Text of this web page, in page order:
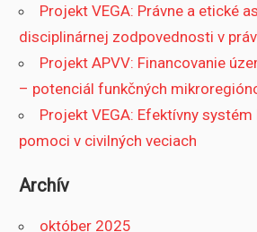
Projekt VEGA: Právne a etické
disciplinárnej zodpovednosti v
Projekt APVV: Financovanie
– potenciál funkčných
Projekt VEGA: Efektívny
pomoci v civilných veciach
Archív
október 2025